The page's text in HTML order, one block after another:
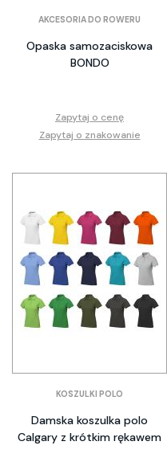
AKCESORIA DO ROWERU
Opaska samozaciskowa
BONDO
Zapytaj o cenę
Zapytaj o znakowanie
KOSZULKI POLO
Damska koszulka polo
Calgary z krótkim rękawem